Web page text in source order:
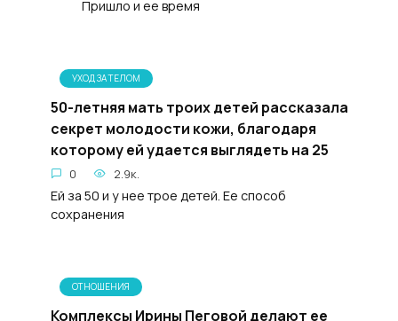
Пришло и ее время
УХОД ЗА ТЕЛОМ
50-летняя мать троих детей рассказала
секрет молодости кожи, благодаря
которому ей удается выглядеть на 25
0 2.9к.
Ей за 50 и у нее трое детей. Ее способ
сохранения
ОТНОШЕНИЯ
Комплексы Ирины Пеговой делают ее